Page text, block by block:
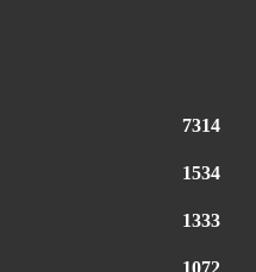
7314
1534
1333
1072